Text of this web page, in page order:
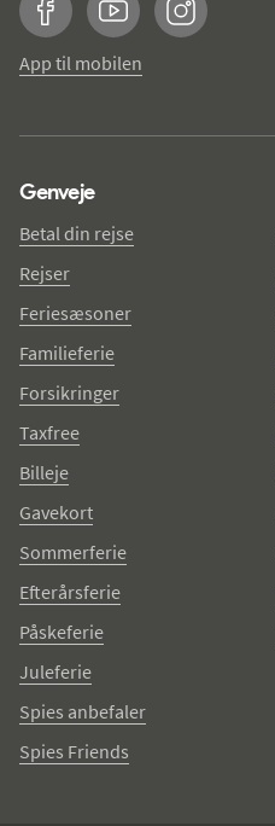
FacebookYouTubeInstagram
App til mobilen
Genveje
Betal din rejse
Rejser
Feriesæsoner
Familieferie
Forsikringer
Taxfree
Billeje
Gavekort
Sommerferie
Efterårsferie
Påskeferie
Juleferie
Spies anbefaler
Spies Friends